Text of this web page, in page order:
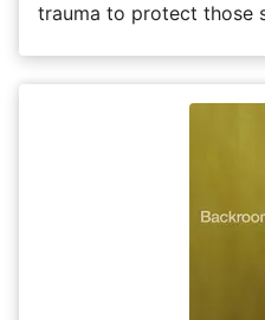
trauma to protect those